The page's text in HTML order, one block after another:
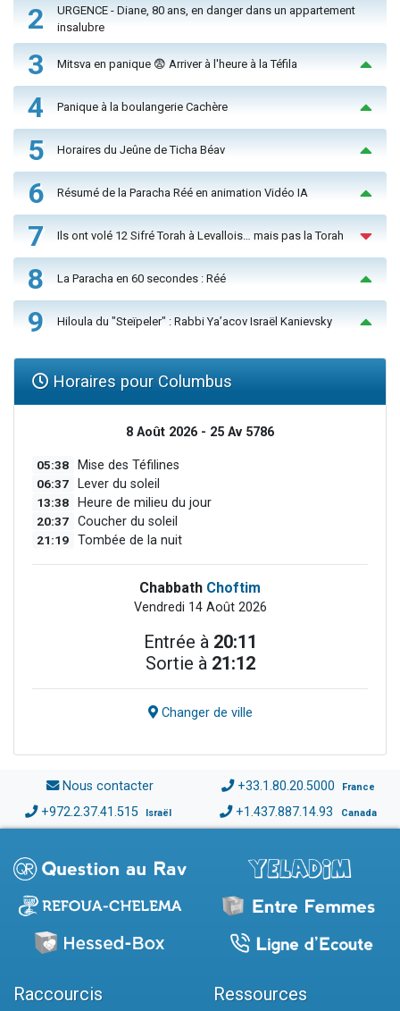
2
URGENCE - Diane, 80 ans, en danger dans un appartement
insalubre
3 Mitsva en panique 😨 Arriver à l'heure à la Téfila
4 Panique à la boulangerie Cachère
5 Horaires du Jeûne de Ticha Béav
6 Résumé de la Paracha Réé en animation Vidéo IA
7 Ils ont volé 12 Sifré Torah à Levallois… mais pas la Torah
8 La Paracha en 60 secondes : Réé
9 Hiloula du "Steïpeler" : Rabbi Ya’acov Israël Kanievsky
Horaires pour Columbus
8 Août 2026 - 25 Av 5786
05:38 Mise des Téfilines
06:37 Lever du soleil
13:38 Heure de milieu du jour
20:37 Coucher du soleil
21:19 Tombée de la nuit
Chabbath Choftim
Vendredi 14 Août 2026
Entrée à 20:11
Sortie à 21:12
Changer de ville
Nous contacter +33.1.80.20.5000 France
+972.2.37.41.515 Israël +1.437.887.14.93 Canada
Raccourcis Ressources